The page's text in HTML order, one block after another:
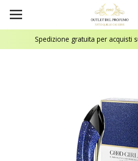
Spedizione gratuita per acquisti